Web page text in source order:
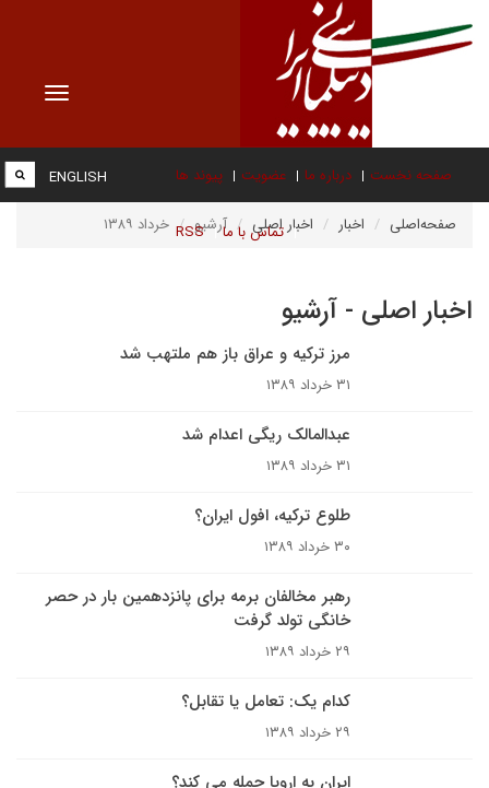
Toggle
صفحه نخست درباره ما عضویت پیوند ها
تماس با ما RSS
ENGLISH
صفحه‌اصلی اخبار اخبار اصلی آرشیو خرداد ۱۳۸۹
اخبار اصلی - آرشیو
مرز ترکيه و عراق باز هم ملتهب شد
۳۱ خرداد ۱۳۸۹
عبدالمالک ريگى اعدام شد
۳۱ خرداد ۱۳۸۹
طلوع ترکیه، افول ایران؟
۳۰ خرداد ۱۳۸۹
رهبر مخالفان برمه براى پانزدهمين بار در حصر
خانگى تولد گرفت
۲۹ خرداد ۱۳۸۹
کدام یک: تعامل یا تقابل؟
۲۹ خرداد ۱۳۸۹
ایران به اروپا حمله می کند؟